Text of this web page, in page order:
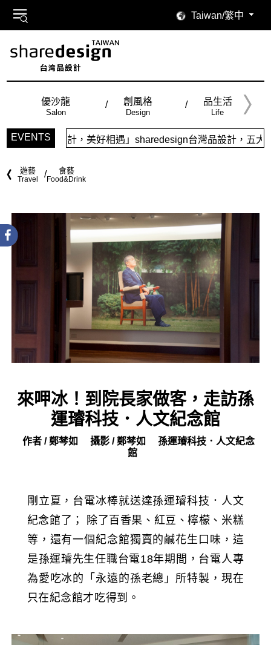
Taiwan/繁中
優沙龍
Salon
創風格
Design
品生活
Life
EVENTS
好相遇」sharedesign台灣品設計，五大特色主題，簡潔視覺
遊藝
Travel
食藝
Food&Drink
來呷冰！到院長家做客，走訪孫
運璿科技．人文紀念館
作者 / 鄭棽如 攝影 / 鄭棽如
孫運璿科技．人文紀念
館
剛立夏，台電冰棒就送達孫運璿科技．人文
紀念館了； 除了百香果、紅豆、檸檬、米糕
等，還有一個紀念館獨賣的鹹花生口味，這
是孫運璿先生任職台電18年期間，台電人專
為愛吃冰的「永遠的孫老總」所特製，現在
只在紀念館才吃得到。